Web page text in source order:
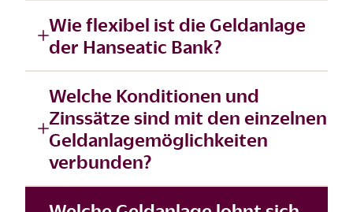
Wie flexibel ist die Geldanlage
der Hanseatic Bank?
Welche Konditionen und
Zinssätze sind mit den einzelnen
Geldanlagemöglichkeiten
verbunden?